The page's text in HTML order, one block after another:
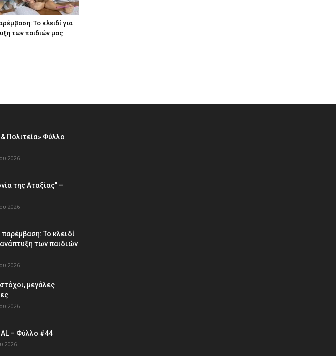
Το κλειδί για
των παιδιών µας
Πολιτεία» Φύλλο
2026
της Αταξίας” –
2026
Το κλειδί
ανάπτυξη των παιδιών
2026
μεγάλες
2026
– Φύλλο #44
2026